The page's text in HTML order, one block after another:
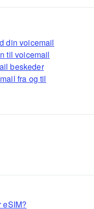
din voicemail
til voicemail
beskeder
fra og til
eSIM?